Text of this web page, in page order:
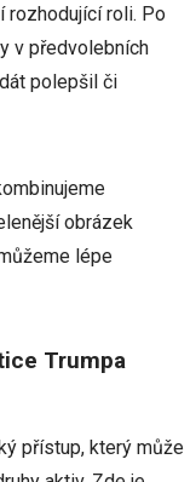
rozhodující roli. Po
v předvolebních
polepšil či
obrázek
lépe
Trumpa
přístup, který může